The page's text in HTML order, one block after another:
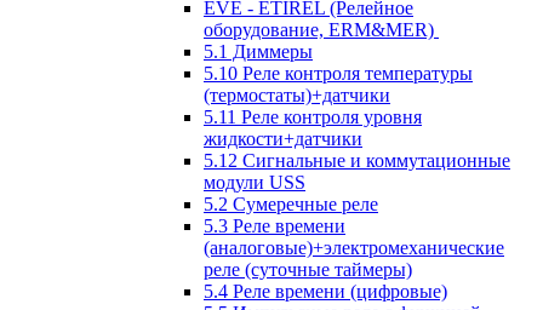
EVE - ETIREL (Релейное
оборудование, ERM&MER)
5.1 Диммеры
5.10 Реле контроля температуры
(термостаты)+датчики
5.11 Реле контроля уровня
жидкости+датчики
5.12 Сигнальные и коммутационные
модули USS
5.2 Сумеречные реле
5.3 Реле времени
(аналоговые)+электромеханические
реле (суточные таймеры)
5.4 Реле времени (цифровые)